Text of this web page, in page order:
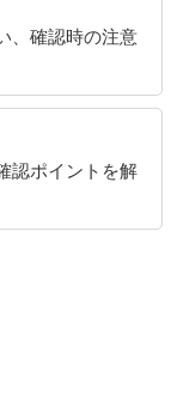
、確認時の注意
認ポイントを解